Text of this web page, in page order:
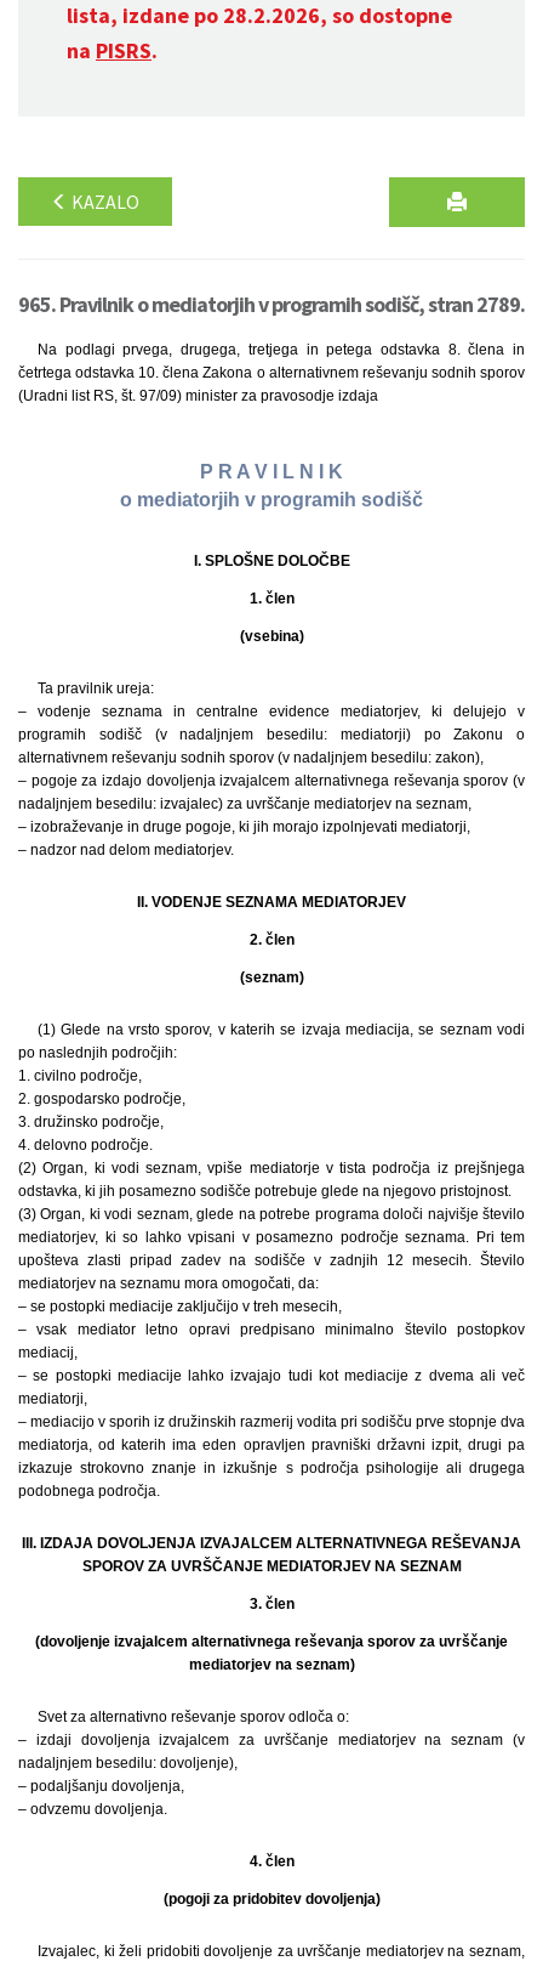
lista, izdane po 28.2.2026, so dostopne
na PISRS.
KAZALO
965. Pravilnik o mediatorjih v programih sodišč, stran 2789.
Na podlagi prvega, drugega, tretjega in petega odstavka 8. člena in
četrtega odstavka 10. člena Zakona o alternativnem reševanju sodnih sporov
(Uradni list RS, št. 97/09) minister za pravosodje izdaja
P R A V I L N I K
o mediatorjih v programih sodišč
I. SPLOŠNE DOLOČBE
1. člen
(vsebina)
Ta pravilnik ureja:
– vodenje seznama in centralne evidence mediatorjev, ki delujejo v
programih sodišč (v nadaljnjem besedilu: mediatorji) po Zakonu o
alternativnem reševanju sodnih sporov (v nadaljnjem besedilu: zakon),
– pogoje za izdajo dovoljenja izvajalcem alternativnega reševanja sporov (v
nadaljnjem besedilu: izvajalec) za uvrščanje mediatorjev na seznam,
– izobraževanje in druge pogoje, ki jih morajo izpolnjevati mediatorji,
– nadzor nad delom mediatorjev.
II. VODENJE SEZNAMA MEDIATORJEV
2. člen
(seznam)
(1) Glede na vrsto sporov, v katerih se izvaja mediacija, se seznam vodi
po naslednjih področjih:
1. civilno področje,
2. gospodarsko področje,
3. družinsko področje,
4. delovno področje.
(2) Organ, ki vodi seznam, vpiše mediatorje v tista področja iz prejšnjega
odstavka, ki jih posamezno sodišče potrebuje glede na njegovo pristojnost.
(3) Organ, ki vodi seznam, glede na potrebe programa določi najvišje število
mediatorjev, ki so lahko vpisani v posamezno področje seznama. Pri tem
upošteva zlasti pripad zadev na sodišče v zadnjih 12 mesecih. Število
mediatorjev na seznamu mora omogočati, da:
– se postopki mediacije zaključijo v treh mesecih,
– vsak mediator letno opravi predpisano minimalno število postopkov
mediacij,
– se postopki mediacije lahko izvajajo tudi kot mediacije z dvema ali več
mediatorji,
– mediacijo v sporih iz družinskih razmerij vodita pri sodišču prve stopnje dva
mediatorja, od katerih ima eden opravljen pravniški državni izpit, drugi pa
izkazuje strokovno znanje in izkušnje s področja psihologije ali drugega
podobnega področja.
III. IZDAJA DOVOLJENJA IZVAJALCEM ALTERNATIVNEGA REŠEVANJA
SPOROV ZA UVRŠČANJE MEDIATORJEV NA SEZNAM
3. člen
(dovoljenje izvajalcem alternativnega reševanja sporov za uvrščanje
mediatorjev na seznam)
Svet za alternativno reševanje sporov odloča o:
– izdaji dovoljenja izvajalcem za uvrščanje mediatorjev na seznam (v
nadaljnjem besedilu: dovoljenje),
– podaljšanju dovoljenja,
– odvzemu dovoljenja.
4. člen
(pogoji za pridobitev dovoljenja)
Izvajalec, ki želi pridobiti dovoljenje za uvrščanje mediatorjev na seznam,